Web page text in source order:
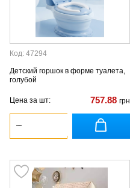
Код: 47294
Детский горшок в форме туалета,
голубой
Цена за шт: 757.88 грн